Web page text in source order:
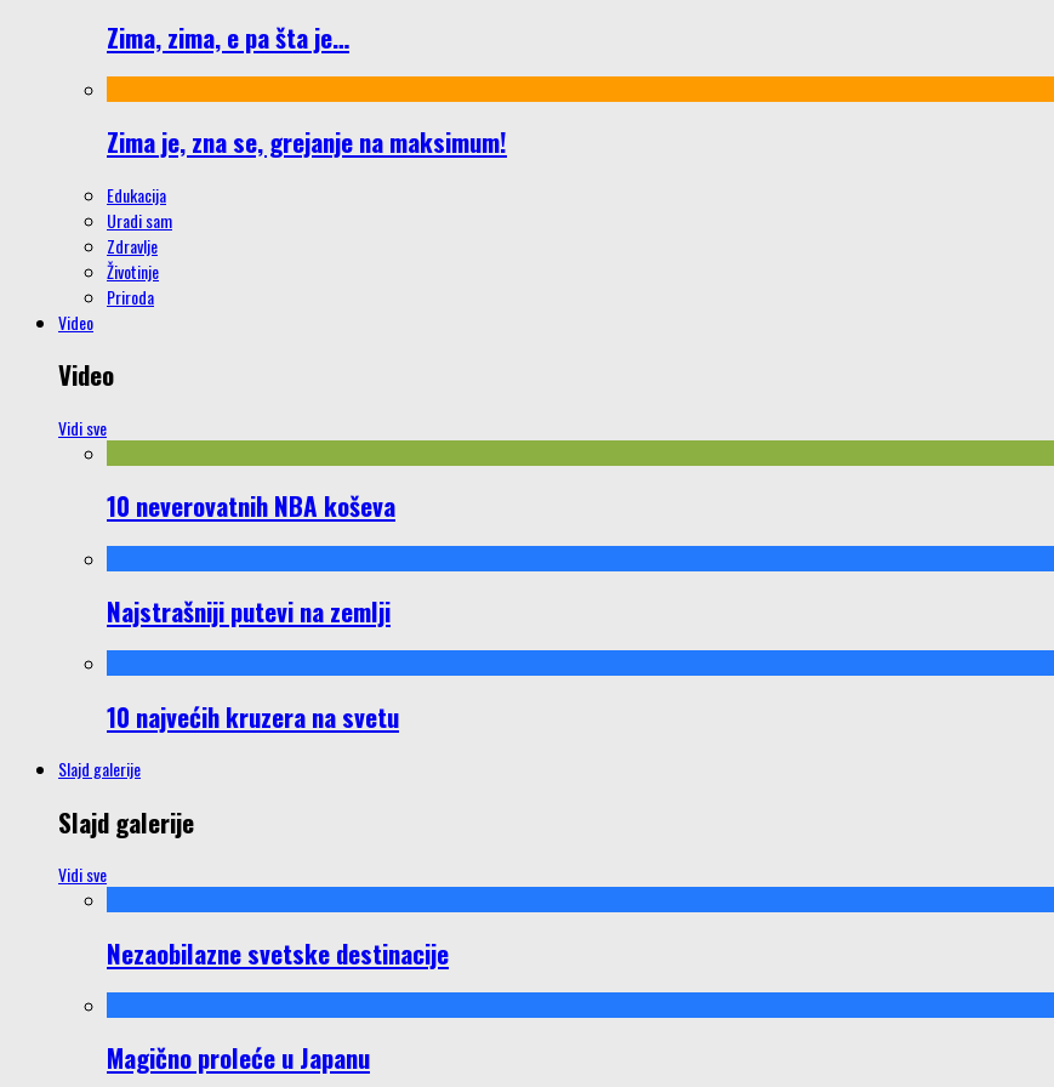
Zima, zima, e pa šta je…
Zima je, zna se, grejanje na maksimum!
Edukacija
Uradi sam
Zdravlje
Životinje
Priroda
Video
Video
Vidi sve
10 neverovatnih NBA koševa
Najstrašniji putevi na zemlji
10 najvećih kruzera na svetu
Slajd galerije
Slajd galerije
Vidi sve
Nezaobilazne svetske destinacije
Magično proleće u Japanu